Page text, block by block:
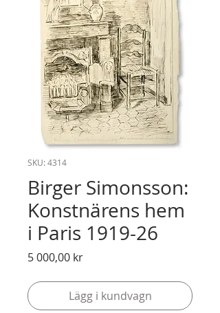
SKU: 4314
Birger Simonsson:
Konstnärens hem
i Paris 1919-26
5 000,00 krPris
Lägg i kundvagn